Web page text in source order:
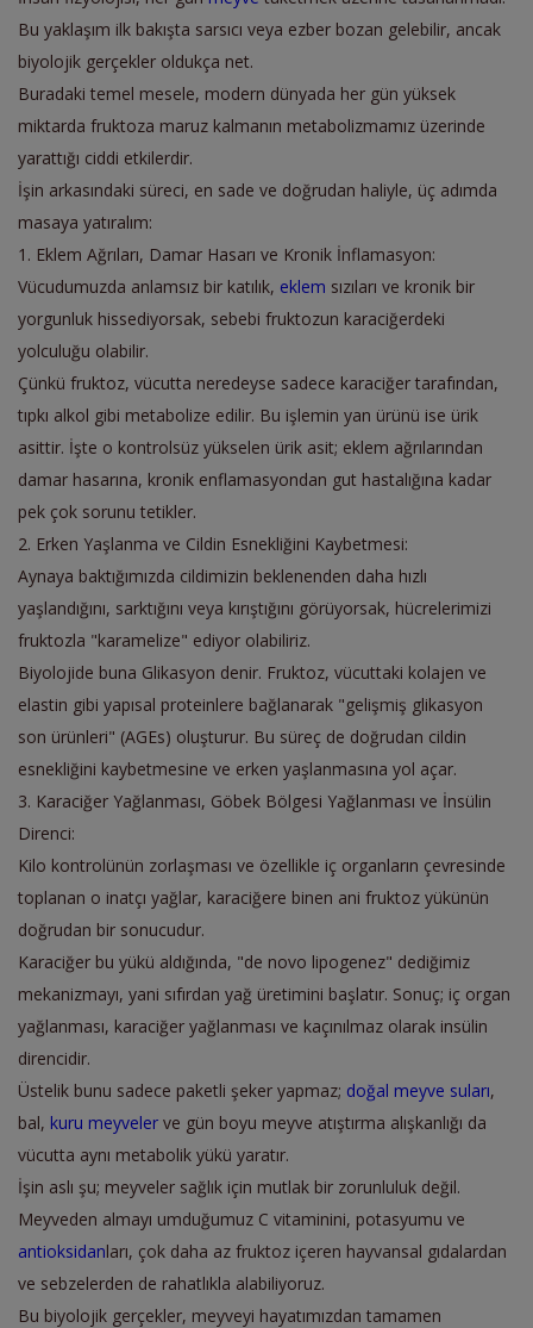
Bu yaklaşım ilk bakışta sarsıcı veya ezber bozan gelebilir, ancak
biyolojik gerçekler oldukça net.
Buradaki temel mesele, modern dünyada her gün yüksek
miktarda fruktoza maruz kalmanın metabolizmamız üzerinde
yarattığı ciddi etkilerdir.
İşin arkasındaki süreci, en sade ve doğrudan haliyle, üç adımda
masaya yatıralım:
1. Eklem Ağrıları, Damar Hasarı ve Kronik İnflamasyon:
Vücudumuzda anlamsız bir katılık, eklem sızıları ve kronik bir
yorgunluk hissediyorsak, sebebi fruktozun karaciğerdeki
yolculuğu olabilir.
Çünkü fruktoz, vücutta neredeyse sadece karaciğer tarafından,
tıpkı alkol gibi metabolize edilir. Bu işlemin yan ürünü ise ürik
asittir. İşte o kontrolsüz yükselen ürik asit; eklem ağrılarından
damar hasarına, kronik enflamasyondan gut hastalığına kadar
pek çok sorunu tetikler.
2. Erken Yaşlanma ve Cildin Esnekliğini Kaybetmesi:
Aynaya baktığımızda cildimizin beklenenden daha hızlı
yaşlandığını, sarktığını veya kırıştığını görüyorsak, hücrelerimizi
fruktozla "karamelize" ediyor olabiliriz.
Biyolojide buna Glikasyon denir. Fruktoz, vücuttaki kolajen ve
elastin gibi yapısal proteinlere bağlanarak "gelişmiş glikasyon
son ürünleri" (AGEs) oluşturur. Bu süreç de doğrudan cildin
esnekliğini kaybetmesine ve erken yaşlanmasına yol açar.
3. Karaciğer Yağlanması, Göbek Bölgesi Yağlanması ve İnsülin
Direnci:
Kilo kontrolünün zorlaşması ve özellikle iç organların çevresinde
toplanan o inatçı yağlar, karaciğere binen ani fruktoz yükünün
doğrudan bir sonucudur.
Karaciğer bu yükü aldığında, "de novo lipogenez" dediğimiz
mekanizmayı, yani sıfırdan yağ üretimini başlatır. Sonuç; iç organ
yağlanması, karaciğer yağlanması ve kaçınılmaz olarak insülin
direncidir.
Üstelik bunu sadece paketli şeker yapmaz; doğal meyve suları,
bal, kuru meyveler ve gün boyu meyve atıştırma alışkanlığı da
vücutta aynı metabolik yükü yaratır.
İşin aslı şu; meyveler sağlık için mutlak bir zorunluluk değil.
Meyveden almayı umduğumuz C vitaminini, potasyumu ve
antioksidanları, çok daha az fruktoz içeren hayvansal gıdalardan
ve sebzelerden de rahatlıkla alabiliyoruz.
Bu biyolojik gerçekler, meyveyi hayatımızdan tamamen